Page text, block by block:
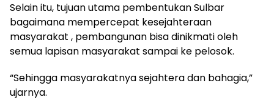
Selain itu, tujuan utama pembentukan Sulbar
bagaimana mempercepat kesejahteraan
masyarakat , pembangunan bisa dinikmati oleh
semua lapisan masyarakat sampai ke pelosok.
“Sehingga masyarakatnya sejahtera dan bahagia,”
ujarnya.